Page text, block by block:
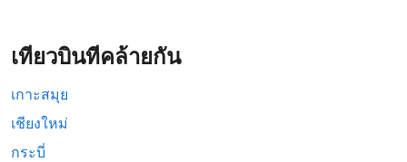
เที่ยวบินที่คล้ายกัน
เกาะสมุย
เชียงใหม่
กระบี่